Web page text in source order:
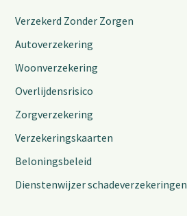
Verzekerd Zonder Zorgen
Autoverzekering
Woonverzekering
Overlijdensrisico
Zorgverzekering
Verzekeringskaarten
Beloningsbeleid
Dienstenwijzer schadeverzekeringen